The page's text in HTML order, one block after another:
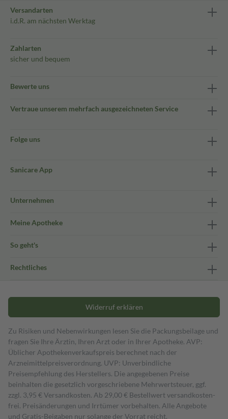
Versandarten
i.d.R. am nächsten Werktag
Zahlarten
sicher und bequem
Bewerte uns
Vertraue unserem mehrfach ausgezeichneten Service
Folge uns
Sanicare App
Unternehmen
Meine Apotheke
So geht's
Rechtliches
Widerruf erklären
Zu Risiken und Nebenwirkungen lesen Sie die Packungsbeilage und
fragen Sie Ihre Ärztin, Ihren Arzt oder in Ihrer Apotheke. AVP:
Üblicher Apothekenverkaufspreis berechnet nach der
Arzneimittelpreisverordnung. UVP: Unverbindliche
Preisempfehlung des Herstellers. Die angegebenen Preise
beinhalten die gesetzlich vorgeschriebene Mehrwertsteuer, ggf.
zzgl. 3,95 € Versandkosten. Ab 29,00 € Bestell­wert versand­kosten­
frei. Preisänderungen und Irrtümer vorbehalten. Alle Angebote
und Gratis-Beigaben nur solange der Vorrat reicht.